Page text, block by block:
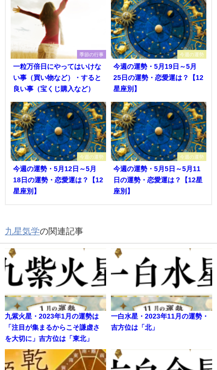
季節の行事
一粒万倍日にやってはいけな
い事（買い物など）・すると
良い事（宝くじ購入など）
今週の運勢
今週の運勢・5月19日～5月
25日の運勢・恋愛運は？【12
星座別】
今週の運勢
今週の運勢・5月12日～5月
18日の運勢・恋愛運は？【12
星座別】
今週の運勢
今週の運勢・5月5日～5月11
日の運勢・恋愛運は？【12星
座別】
九星気学の関連記事
九紫火星・2023年1月の運勢は
「注目が集まるからこそ謙虚さ
を大切に」吉方位は「東北」
一白水星・2023年11月の運勢・
吉方位は「北」